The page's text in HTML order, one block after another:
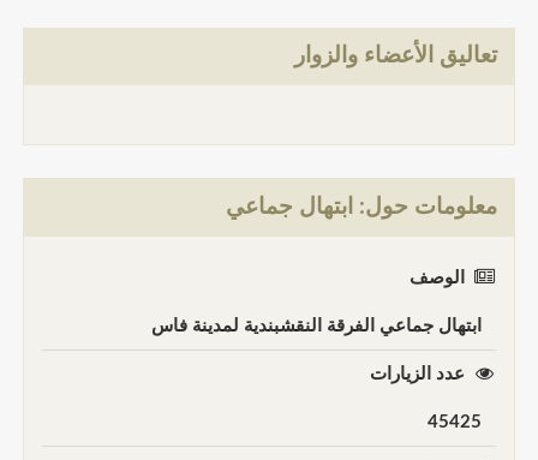
تعاليق الأعضاء والزوار
معلومات حول: ابتهال جماعي
الوصف
ابتهال جماعي الفرقة النقشبندية لمدينة فاس
عدد الزيارات
45425